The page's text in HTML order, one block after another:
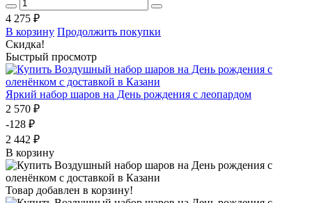
4 275 ₽
В корзину Продолжить покупки
Скидка!
Быстрый просмотр
Яркий набор шаров на День рождения с леопардом
2 570 ₽
-128 ₽
2 442 ₽
В корзину
Товар добавлен в корзину!